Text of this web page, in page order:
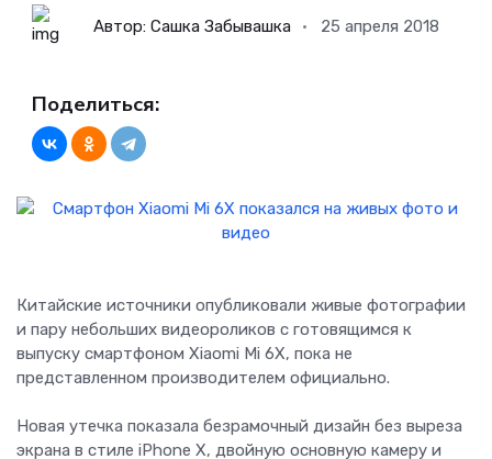
Автор: Сашка Забывашка 25 апреля 2018
Поделиться:
Китайские источники опубликовали живые фотографии
и пару небольших видеороликов с готовящимся к
выпуску смартфоном Xiaomi Mi 6X, пока не
представленном производителем официально.
Новая утечка показала безрамочный дизайн без выреза
экрана в стиле iPhone X, двойную основную камеру и